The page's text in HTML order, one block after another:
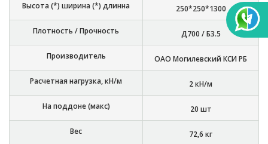
Высота (*) ширина (*) длинна 250*250*1300
Плотность / Прочность Д700 / Б3.5
Производитель ОАО Могилевский КСИ РБ
Расчетная нагрузка, кН/м 2 кН/м
На поддоне (макс) 20 шт
Вес 72,6 кг